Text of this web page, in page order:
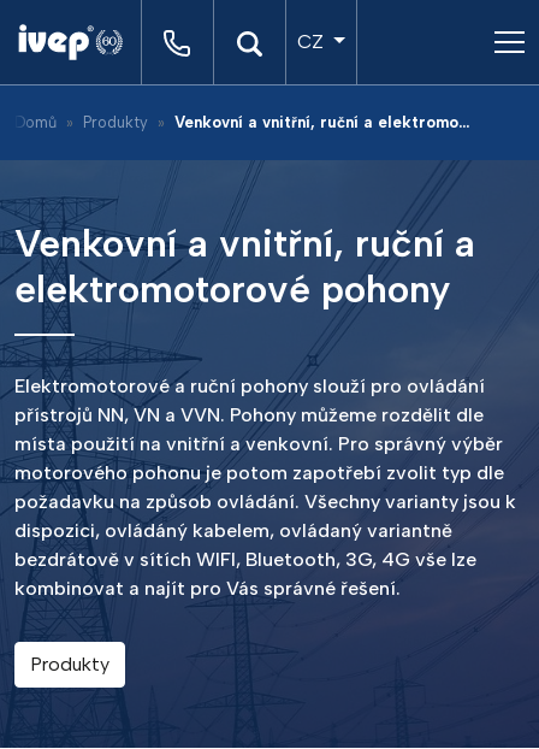
CZ
Domů Produkty Venkovní a vnitřní, ruční a elektromotorové pohony
Venkovní a vnitřní, ruční a
elektromotorové pohony
Elektromotorové a ruční pohony slouží pro ovládání
přístrojů NN, VN a VVN. Pohony můžeme rozdělit dle
místa použití na vnitřní a venkovní. Pro správný výběr
motorového pohonu je potom zapotřebí zvolit typ dle
požadavku na způsob ovládání. Všechny varianty jsou k
dispozici, ovládáný kabelem, ovládaný variantně
bezdrátově v sítích WIFI, Bluetooth, 3G, 4G vše lze
kombinovat a najít pro Vás správné řešení.
Produkty